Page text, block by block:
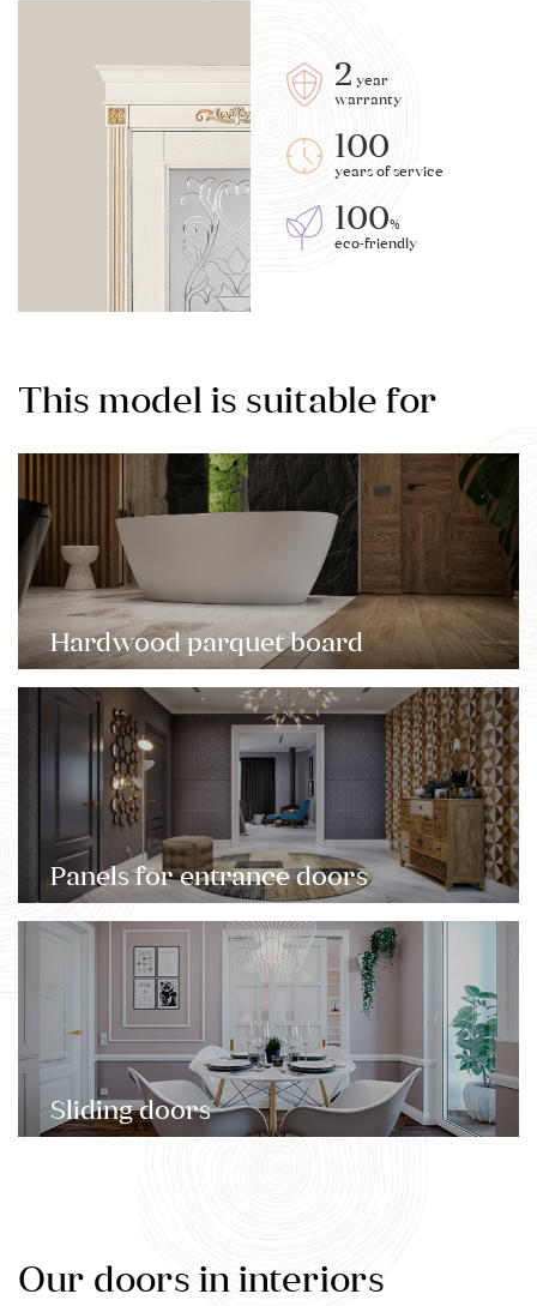
2 year
warranty
100
years of service
100%
eco-friendly
This model is suitable for
Hardwood parquet board
Panels for entrance doors
Sliding doors
Our doors in interiors